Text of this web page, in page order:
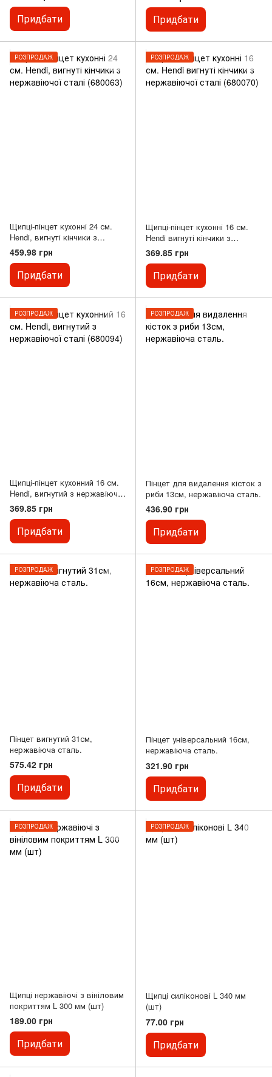
Придбати Придбати
РОЗПРОДАЖ
Щипці-пінцет кухонні 24 см.
Hendi, вигнуті кінчики з
нержавіючої сталі (680063)
459.98 грн
Придбати
РОЗПРОДАЖ
Щипці-пінцет кухонні 16 см.
Hendi вигнуті кінчики з
нержавіючої сталі (680070)
369.85 грн
Придбати
РОЗПРОДАЖ
Щипці-пінцет кухонний 16 см.
Hendi, вигнутий з нержавіючої
сталі (680094)
369.85 грн
Придбати
РОЗПРОДАЖ
Пінцет для видалення кісток з
риби 13см, нержавіюча сталь.
436.90 грн
Придбати
РОЗПРОДАЖ
Пінцет вигнутий 31см,
нержавіюча сталь.
575.42 грн
Придбати
РОЗПРОДАЖ
Пінцет універсальний 16см,
нержавіюча сталь.
321.90 грн
Придбати
РОЗПРОДАЖ
Щипці нержавіючі з вініловим
покриттям L 300 мм (шт)
189.00 грн
Придбати
РОЗПРОДАЖ
Щипці силіконові L 340 мм
(шт)
77.00 грн
Придбати